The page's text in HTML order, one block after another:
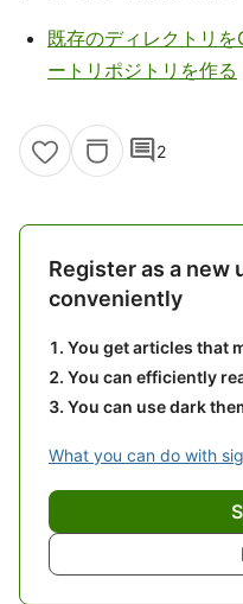
既存のディレクトリ
ートリポジトリを作る
comment2
Register as a new
conveniently
You get articles that
You can efficiently
You can use dark
What you can do with